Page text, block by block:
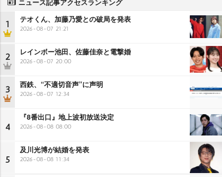
ニュース記事アクセスランキング
1 テオくん、加藤乃愛との破局を発表
2026-08-07 21:21
2 レインボー池田、佐藤佳奈と電撃婚
2026-08-07 20:00
3 西鉄、“不適切音声”に声明
2026-08-07 12:34
4
『8番出口』地上波初放送決定
2026-08-08 08:00
5
及川光博が結婚を発表
2026-08-08 11:34